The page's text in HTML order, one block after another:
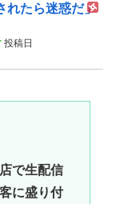
れたら迷惑だ」
投稿日
で生配信
に盛り付